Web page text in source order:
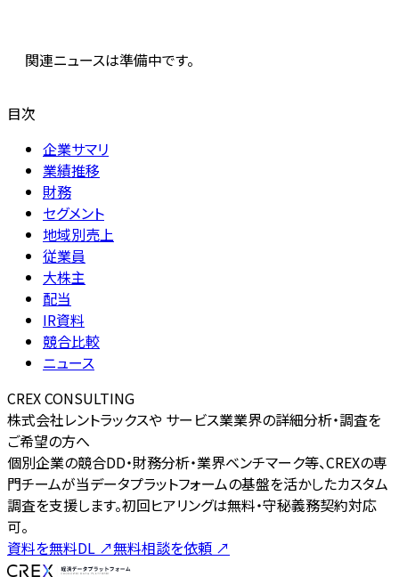
関連ニュースは準備中です。
目次
企業サマリ
業績推移
財務
セグメント
地域別売上
従業員
大株主
配当
IR資料
競合比較
ニュース
CREX CONSULTING
株式会社レントラックスや サービス業業界の詳細分析・調査を
ご希望の方へ
個別企業の競合DD・財務分析・業界ベンチマーク等、CREXの専
門チームが当データプラットフォームの基盤を活かしたカスタム
調査を支援します。初回ヒアリングは無料・守秘義務契約対応
可。
資料を無料DL ↗無料相談を依頼 ↗